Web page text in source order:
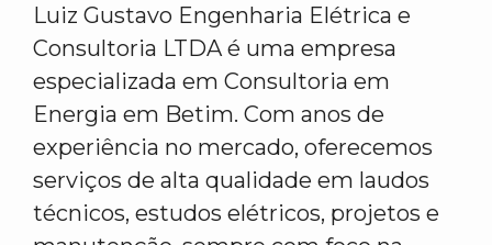
Luiz Gustavo Engenharia Elétrica e
Consultoria LTDA é uma empresa
especializada em Consultoria em
Energia em Betim. Com anos de
experiência no mercado, oferecemos
serviços de alta qualidade em laudos
técnicos, estudos elétricos, projetos e